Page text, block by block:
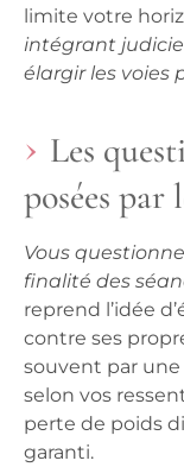
limite votre
intégrant
élargir les voies
Les
posées par
Vous
finalité des
reprend l’idée
contre ses
souvent par une
selon vos
perte de poids
garanti.